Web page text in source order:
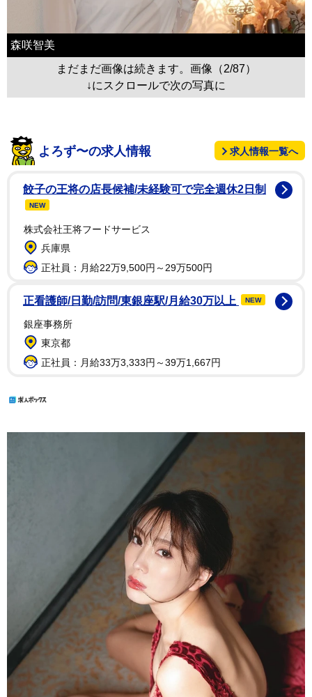
森咲智美
まだまだ画像は続きます。画像（2/87）
↓にスクロールで次の写真に
よろず〜の求人情報 求人情報一覧へ
餃子の王将の店長候補/未経験可で完全週休2日制
NEW
株式会社王将フードサービス
兵庫県
正社員：月給22万9,500円～29万500円
正看護師/日勤/訪問/東銀座駅/月給30万以上 NEW
銀座事務所
東京都
正社員：月給33万3,333円～39万1,667円